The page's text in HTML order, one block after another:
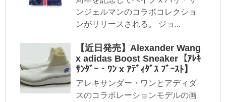
ンジェルマンのコラボコレクショ
ンがリリースされる。 ジョ...
【近日発売】Alexander Wang
x adidas Boost Sneaker【ｱﾚｷ
ｻﾝﾀﾞｰ・ﾜﾝ x ｱﾃﾞｨﾀﾞｽ ﾌﾞｰｽﾄ】
アレキサンダー・ワンとアディダ
スのコラボレーションモデルの画